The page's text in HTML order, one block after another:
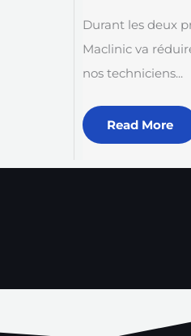
Durant les deux
Maclinic va
nos techniciens...
Read More